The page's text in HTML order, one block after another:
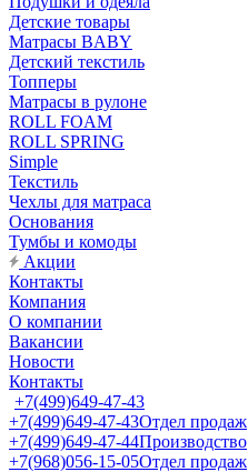
Детские товары
Матрасы BABY
Детский текстиль
Топперы
Матрасы в рулоне
ROLL FOAM
ROLL SPRING
Simple
Текстиль
Чехлы для матраса
Основания
Тумбы и комоды
Акции
Контакты
Компания
О компании
Вакансии
Новости
Контакты
+7(499)649-47-43
+7(499)649-47-43Отдел продаж
+7(499)649-47-44Производство
+7(968)056-15-05Отдел продаж